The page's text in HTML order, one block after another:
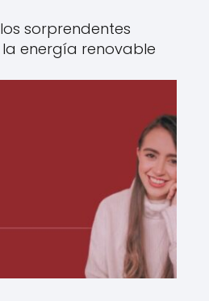
sorprendentes
energía renovable